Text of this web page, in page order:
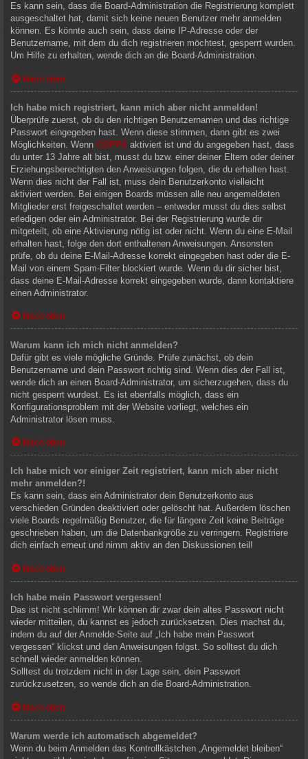
Es kann sein, dass die Board-Administration die Registrierung komplett
ausgeschaltet hat, damit sich keine neuen Benutzer mehr anmelden
können. Es könnte auch sein, dass deine IP-Adresse oder der
Benutzername, mit dem du dich registrieren möchtest, gesperrt wurden.
Um Hilfe zu erhalten, wende dich an die Board-Administration.
Nach oben
Ich habe mich registriert, kann mich aber nicht anmelden!
Überprüfe zuerst, ob du den richtigen Benutzernamen und das richtige
Passwort eingegeben hast. Wenn diese stimmen, dann gibt es zwei
Möglichkeiten. Wenn COPPA aktiviert ist und du angegeben hast, dass
du unter 13 Jahre alt bist, musst du bzw. einer deiner Eltern oder deiner
Erziehungsberechtigten den Anweisungen folgen, die du erhalten hast.
Wenn dies nicht der Fall ist, muss dein Benutzerkonto vielleicht
aktiviert werden. Bei einigen Boards müssen alle neu angemeldeten
Mitglieder erst freigeschaltet werden – entweder musst du dies selbst
erledigen oder ein Administrator. Bei der Registrierung wurde dir
mitgeteilt, ob eine Aktivierung nötig ist oder nicht. Wenn du eine E-Mail
erhalten hast, folge den dort enthaltenen Anweisungen. Ansonsten
prüfe, ob du deine E-Mail-Adresse korrekt eingegeben hast oder die E-
Mail von einem Spam-Filter blockiert wurde. Wenn du dir sicher bist,
dass deine E-Mail-Adresse korrekt eingegeben wurde, dann kontaktiere
einen Administrator.
Nach oben
Warum kann ich mich nicht anmelden?
Dafür gibt es viele mögliche Gründe. Prüfe zunächst, ob dein
Benutzername und dein Passwort richtig sind. Wenn dies der Fall ist,
wende dich an einen Board-Administrator, um sicherzugehen, dass du
nicht gesperrt wurdest. Es ist ebenfalls möglich, dass ein
Konfigurationsproblem mit der Website vorliegt, welches ein
Administrator lösen muss.
Nach oben
Ich habe mich vor einiger Zeit registriert, kann mich aber nicht
mehr anmelden?!
Es kann sein, dass ein Administrator dein Benutzerkonto aus
verschieden Gründen deaktiviert oder gelöscht hat. Außerdem löschen
viele Boards regelmäßig Benutzer, die für längere Zeit keine Beiträge
geschrieben haben, um die Datenbankgröße zu verringern. Registriere
dich einfach erneut und nimm aktiv an den Diskussionen teil!
Nach oben
Ich habe mein Passwort vergessen!
Das ist nicht schlimm! Wir können dir zwar dein altes Passwort nicht
wieder mitteilen, du kannst es jedoch zurücksetzen. Dies machst du,
indem du auf der Anmelde-Seite auf „Ich habe mein Passwort
vergessen“ klickst und den Anweisungen folgst. So solltest du dich
schnell wieder anmelden können.
Solltest du trotzdem nicht in der Lage sein, dein Passwort
zurückzusetzen, so wende dich an die Board-Administration.
Nach oben
Warum werde ich automatisch abgemeldet?
Wenn du beim Anmelden das Kontrollkästchen „Angemeldet bleiben“